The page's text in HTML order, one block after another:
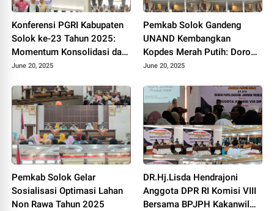
Konferensi PGRI Kabupaten
Solok ke-23 Tahun 2025:
Momentum Konsolidasi dan
Pemilihan Pengurus Baru.
June 20, 2025
Pemkab Solok Gandeng
UNAND Kembangkan
Kopdes Merah Putih: Dorong
Produksi Pupuk Organik dan
June 20, 2025
Pemkab Solok Gelar
Sosialisasi Optimasi Lahan
Non Rawa Tahun 2025
DR.Hj.Lisda Hendrajoni
Anggota DPR RI Komisi VIII
Bersama BPJPH Kakanwil